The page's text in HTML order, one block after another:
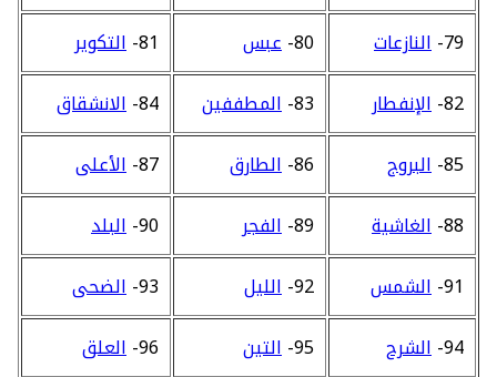
79- النازعات 80- عبس 81- التكوير
82- الإنفطار 83- المطففين 84- الانشقاق
85- البروج 86- الطارق 87- الأعلى
88- الغاشية 89- الفجر 90- البلد
91- الشمس 92- الليل 93- الضحى
94- الشرح 95- التين 96- العلق